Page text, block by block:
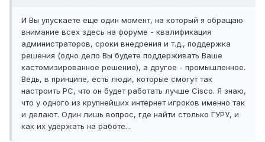
И Вы упускаете еще один момент, на который я обращаю
внимание всех здесь на форуме - квалификация
администраторов, сроки внедрения и т.д., поддержка
решения (одно дело Вы будете поддерживать Ваше
кастомизированное решение), а другое - промышленное.
Ведь, в принципе, есть люди, которые смогут так
настроить PC, что он будет работать лучше Cisco. Я знаю,
что у одного из крупнейших интернет игроков именно так
и делают. Один лишь вопрос, где найти столько ГУРУ, и
как их удержать на работе...